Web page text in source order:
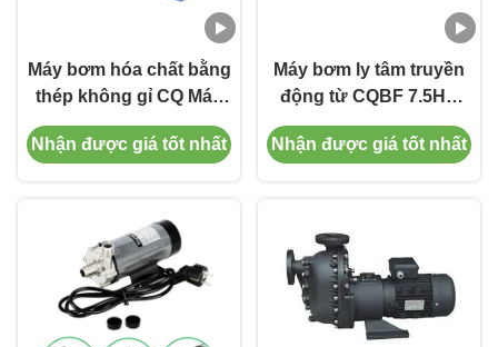
Máy bơm hóa chất bằng
thép không gỉ CQ Máy
bơm Monoblock từ tính
dược phẩm
Nhận được giá tốt nhất
Máy bơm ly tâm truyền
động từ CQBF 7.5HP
Đơn / Ba pha
Nhận được giá tốt nhất